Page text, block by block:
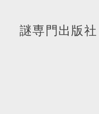
謎専門出版社